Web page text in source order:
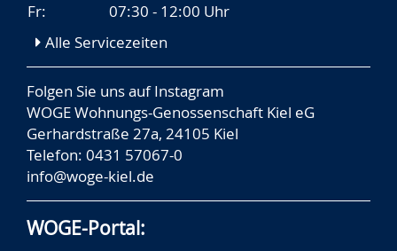
Fr:
07:30 - 12:00 Uhr
Alle Servicezeiten
Folgen Sie uns aufInstagram
WOGE Wohnungs-Genossenschaft Kiel eG
Gerhardstraße 27a, 24105 Kiel
Telefon: 0431 57067-0
info@woge-kiel.de
WOGE-Portal: